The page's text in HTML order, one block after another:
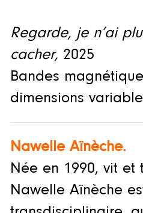
Regarde, je n’ai
cacher, 2025
Bandes
dimensions
Nawelle Aïnèche.
Née en 1990, vit et
Nawelle Aïnèche